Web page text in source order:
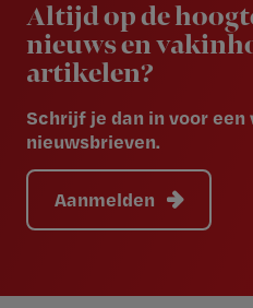
Altijd op de
nieuws en
artikelen?
Schrijf je dan in voor een
nieuwsbrieven.
Aanmelden